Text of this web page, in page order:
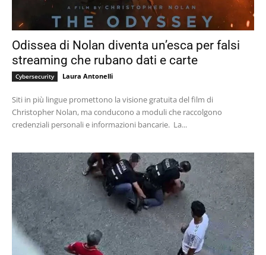
Odissea di Nolan diventa un’esca per falsi
streaming che rubano dati e carte
Cybersecurity Laura Antonelli
Siti in più lingue promettono la visione gratuita del film di
Christopher Nolan, ma conducono a moduli che raccolgono
credenziali personali e informazioni bancarie. La...